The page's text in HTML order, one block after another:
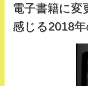
電子書籍に変
感じる2018